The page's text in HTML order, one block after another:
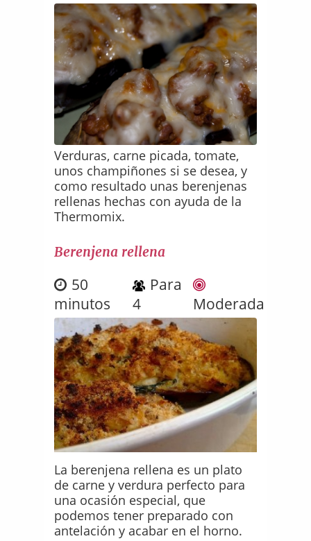
Verduras, carne picada, tomate,
unos champiñones si se desea, y
como resultado unas berenjenas
rellenas hechas con ayuda de la
Thermomix.
Berenjena rellena
50
minutos
Para
4
Moderada
La berenjena rellena es un plato
de carne y verdura perfecto para
una ocasión especial, que
podemos tener preparado con
antelación y acabar en el horno.